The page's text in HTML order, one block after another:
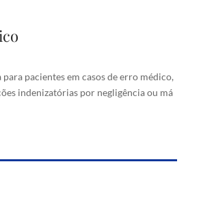
pacientes em casos de erro médico,
indenizatórias por negligência ou má
Direito Médico
à saúde, e ações indenizatórias
ou má prática médica.